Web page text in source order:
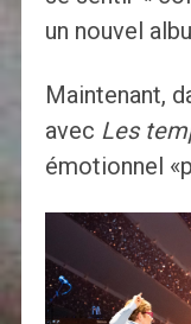
un nouvel
Maintenant,
avec Les
émotionnel